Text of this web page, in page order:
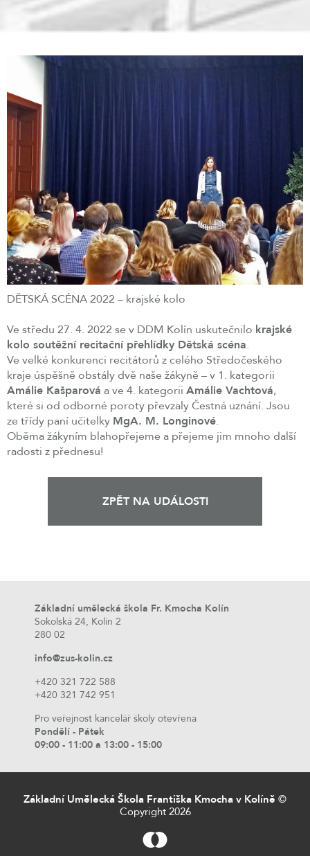
DĚTSKÁ SCÉNA 2022 – krajské kolo
Ve středu 27. 4. 2022 se v DDM Kolín uskutečnilo krajské
kolo soutěžní recitační přehlídky Dětská scéna.
Ve velké konkurenci recitátorů z celého Středočeského
kraje úspěšně obstály dvě naše žákyně – v 1. kategorii
Amálie Kašparová a ve 4. kategorii Amálie Vachtová,
které si od odborné poroty převzaly Čestná uznání. Jsou
ze třídy paní učitelky MgA. M. Longinové.
Oběma žákyním blahopřejeme a přejeme jim mnoho další
radosti z přednesu!
ZPĚT NA UDÁLOSTI
Základní umělecká škola Fr. Kmocha Kolín
Sokolská 24, Kolín 2
280 02
info@zus-kolin.cz
+420 321 722 588
+420 321 742 951
Pro veřejnost kancelář školy otevřena
Pondělí - Pátek
09:00 - 11:00 a 13:00 - 15:00
Základní Umělecká Škola Františka Kmocha v Kolíně ©
Copyright 2026